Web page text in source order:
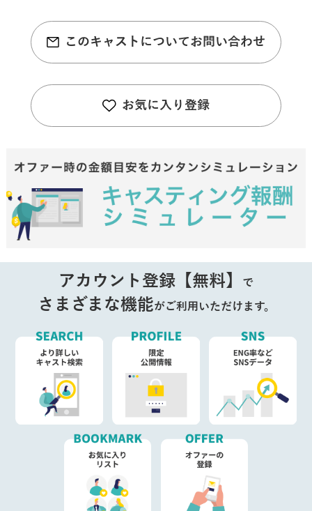
このキャストについてお問い合わせ
お気に入り登録
アカウント登録【無料】 で
さまざまな機能がご利用いただけます。